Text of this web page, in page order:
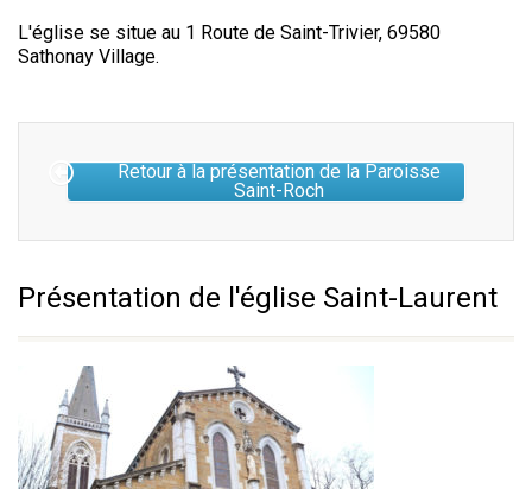
L'église se situe au 1 Route de Saint-Trivier, 69580
Sathonay Village.
Retour à la présentation de la Paroisse
Saint-Roch
Présentation de l'église Saint-Laurent